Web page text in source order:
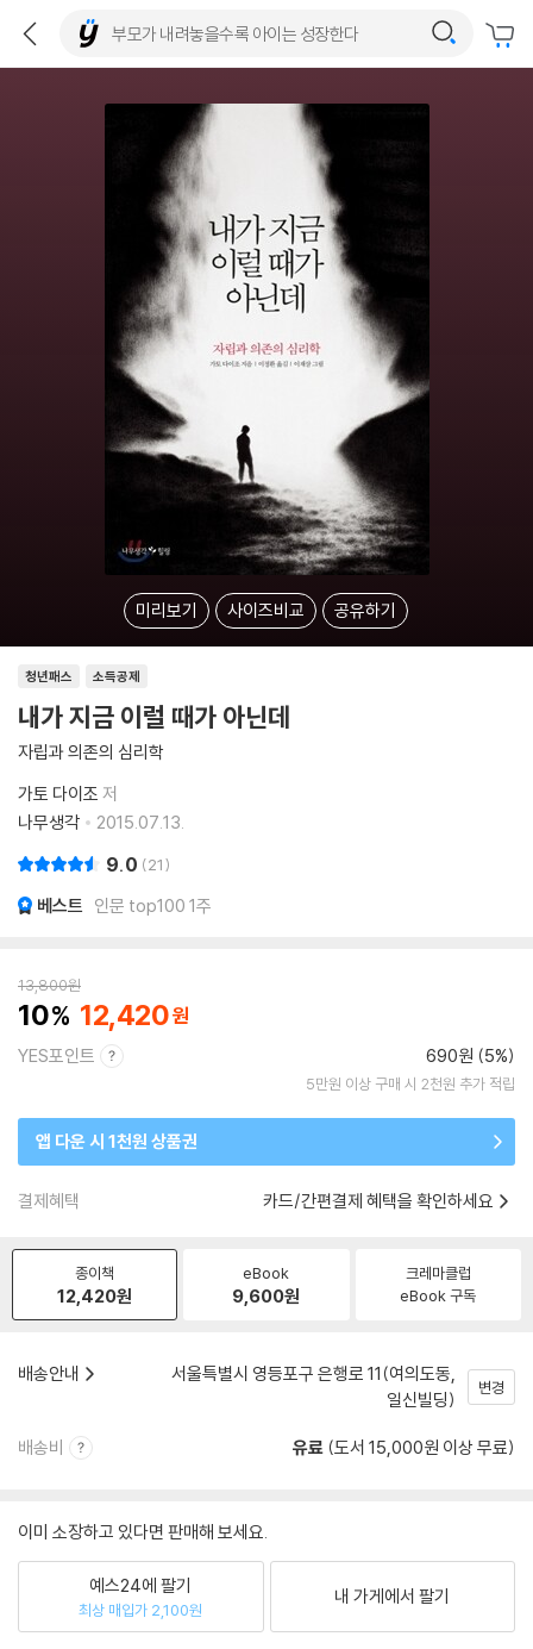
미리보기 사이즈비교 공유하기
소득공제
청년패스
내가 지금 이럴 때가 아닌데
자립과 의존의 심리학
가토 다이조 저
나무생각
2015.07.13.
9.0 21
베스트 인문 top100 1주
13,800원
10 12,420
YES포인트 690원 (5%)
5만원 이상 구매 시 2천원 추가 적립
앱 다운 시 1천원 상품권
결제혜택 카드/간편결제 혜택을 확인하세요
종이책
12,420원
eBook
9,600원
크레마클럽
eBook 구독
배송안내
서울특별시 영등포구 은행로 11(여의도동,
일신빌딩)
변경
배송비 유료 (도서 15,000원 이상 무료)
이미 소장하고 있다면 판매해 보세요.
예스24에 팔기
최상 매입가 2,100원
내 가게에서 팔기